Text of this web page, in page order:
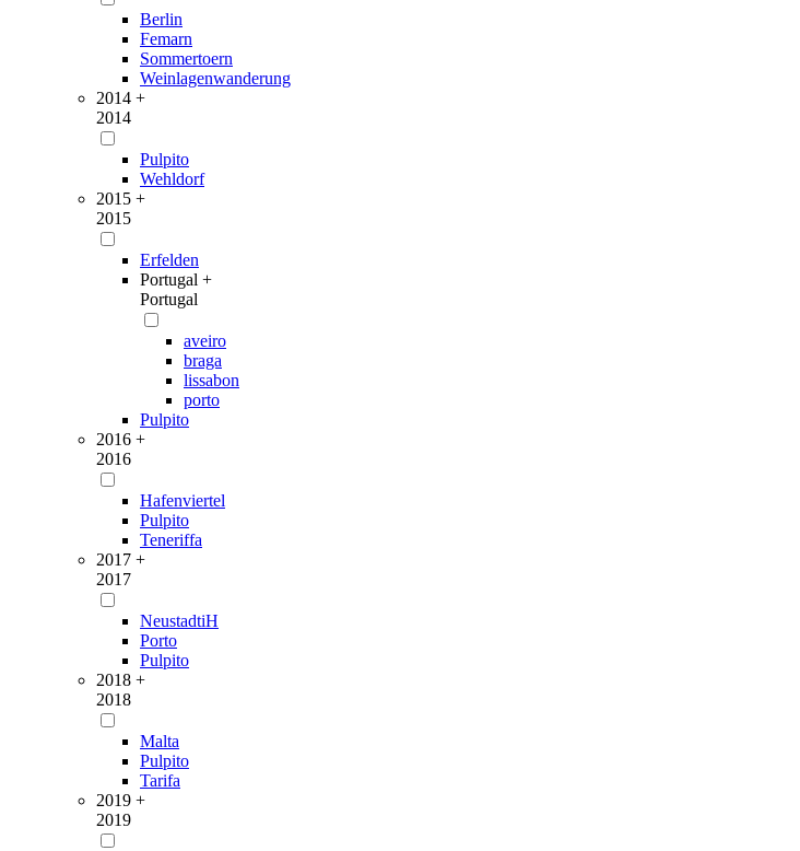
Berlin
Femarn
Sommertoern
Weinlagenwanderung
2014 +
2014
Pulpito
Wehldorf
2015 +
2015
Erfelden
Portugal +
Portugal
aveiro
braga
lissabon
porto
Pulpito
2016 +
2016
Hafenviertel
Pulpito
Teneriffa
2017 +
2017
NeustadtiH
Porto
Pulpito
2018 +
2018
Malta
Pulpito
Tarifa
2019 +
2019